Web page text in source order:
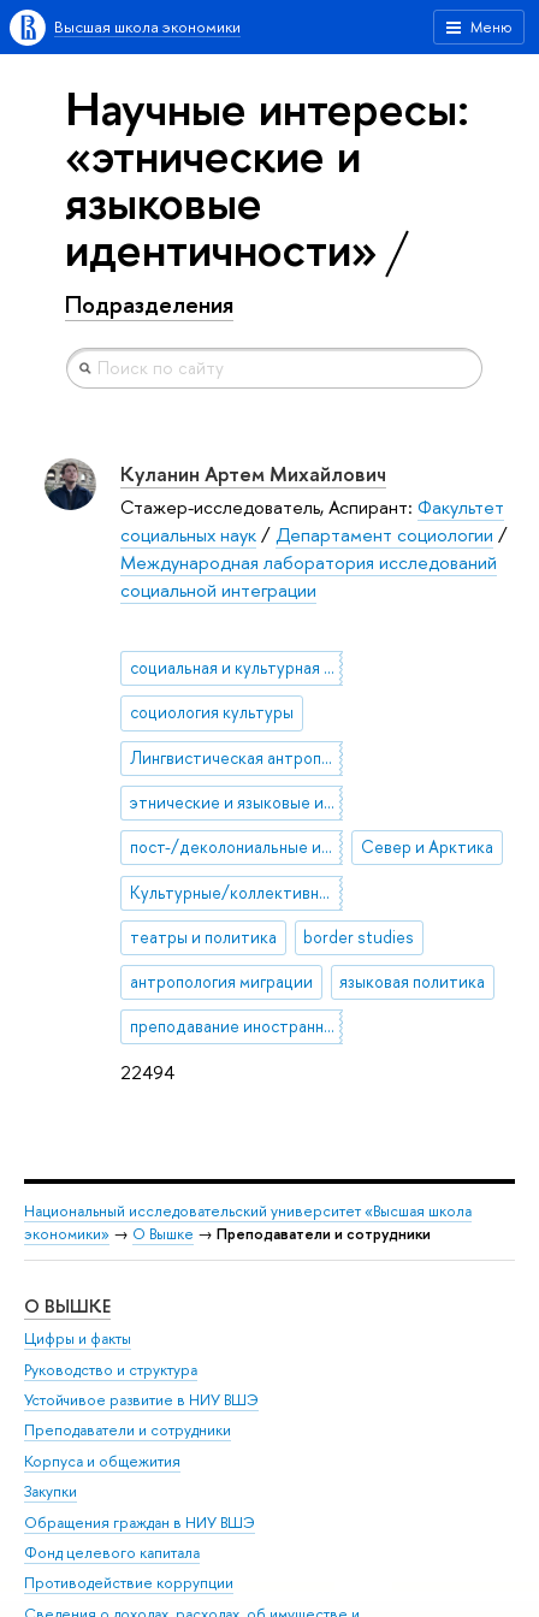
Меню
Высшая школа экономики
Научные интересы:
«этнические и
языковые
идентичности»
Подразделения
22494
Куланин Артем Михайлович
Стажер-исследователь, Аспирант: Факультет
социальных наук/Департамент социологии /
Международная лаборатория исследований
социальной интеграции
социальная и культурная антропология
социология культуры
Лингвистическая антропология
этнические и языковые идентичности
пост-/деколониальные исследования Север и Арктика
Культурные/коллективные травмы
театры и политика border studies
антропология миграции языковая политика
преподавание иностранных языков
Национальный исследовательский университет «Высшая школа
экономики» → О Вышке → Преподаватели и сотрудники
О ВЫШКЕ
Цифры и факты
Руководство и структура
Устойчивое развитие в НИУ ВШЭ
Преподаватели и сотрудники
Корпуса и общежития
Закупки
Обращения граждан в НИУ ВШЭ
Фонд целевого капитала
Противодействие коррупции